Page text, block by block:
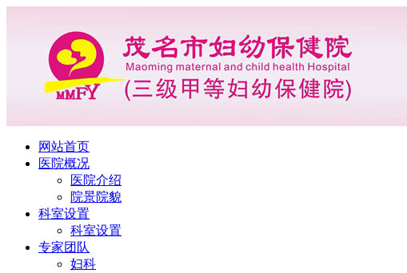
网站首页
医院概况
医院介绍
院景院貌
科室设置
科室设置
专家团队
妇科